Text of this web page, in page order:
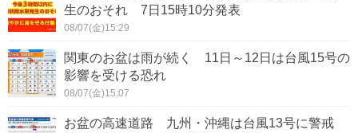
生のおそれ 7日15時10分発表
08/07(金)15:29
関東のお盆は雨が続く 11日～12日は台風15号の
影響を受ける恐れ
08/07(金)15:07
お盆の高速道路 九州・沖縄は台風13号に警戒